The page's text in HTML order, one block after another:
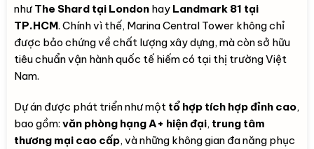
như The Shard tại London hay Landmark 81 tại
TP.HCM. Chính vì thế, Marina Central Tower không chỉ
được bảo chứng về chất lượng xây dựng, mà còn sở hữu
tiêu chuẩn vận hành quốc tế hiếm có tại thị trường Việt
Nam.
Dự án được phát triển như một tổ hợp tích hợp đỉnh cao,
bao gồm: văn phòng hạng A+ hiện đại, trung tâm
thương mại cao cấp, và những không gian đa năng phục